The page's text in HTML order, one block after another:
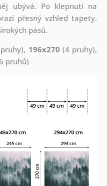
ubývá. Po klepnutí na
přesný vzhled tapety.
pásů.
196x270 (4 pruhy),
pruhů)